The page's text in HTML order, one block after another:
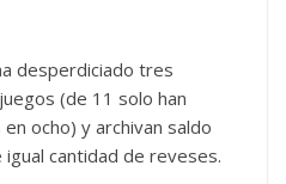
desperdiciado tres
(de 11 solo han
ocho) y archivan saldo
cantidad de reveses.